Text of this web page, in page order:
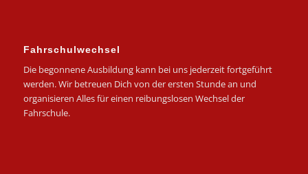
Fahrschulwechsel
Die begonnene Ausbildung kann bei uns jederzeit fortgeführt
werden. Wir betreuen Dich von der ersten Stunde an und
organisieren Alles für einen reibungslosen Wechsel der
Fahrschule.